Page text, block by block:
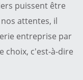
puissent être
attentes, il
entreprise par
choix, c'est-à-dire